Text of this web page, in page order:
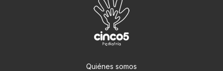
Quiénes somos